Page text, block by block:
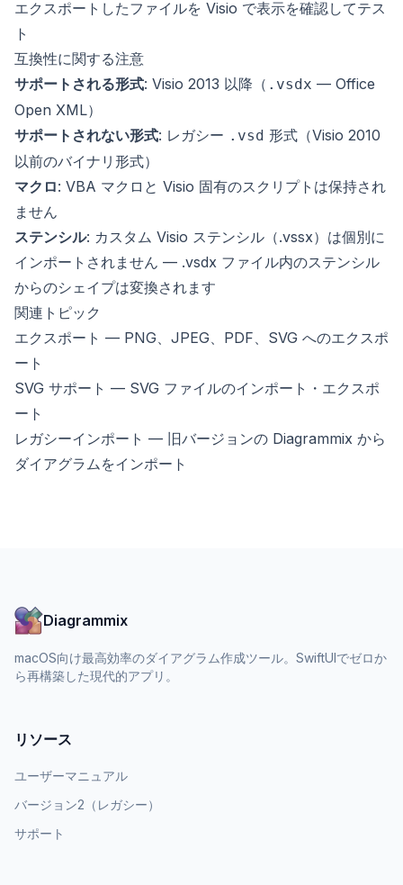
エクスポートしたファイルを Visio で表示を確認してテス
ト
互換性に関する注意
サポートされる形式: Visio 2013 以降（ .vsdx — Office
Open XML）
サポートされない形式: レガシー .vsd 形式（Visio 2010
以前のバイナリ形式）
マクロ: VBA マクロと Visio 固有のスクリプトは保持され
ません
ステンシル: カスタム Visio ステンシル（.vssx）は個別に
インポートされません — .vsdx ファイル内のステンシル
からのシェイプは変換されます
関連トピック
エクスポート — PNG、JPEG、PDF、SVG へのエクスポ
ート
SVG サポート — SVG ファイルのインポート・エクスポ
ート
レガシーインポート — 旧バージョンの Diagrammix から
ダイアグラムをインポート
Diagrammix
macOS向け最高効率のダイアグラム作成ツール。SwiftUIでゼロか
ら再構築した現代的アプリ。
リソース
ユーザーマニュアル
バージョン2（レガシー）
サポート